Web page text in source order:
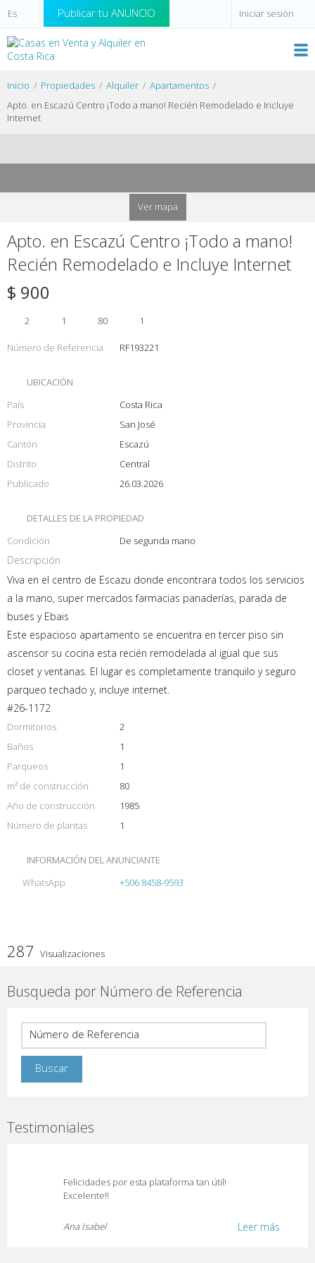
Publicar tu ANUNCIO Iniciar sesión
Inicio Propiedades Alquiler
Apartamentos
Apto. en Escazú Centro ¡Todo a mano! Recién Remodelado e Incluye
Internet
Ver mapa
Apto. en Escazú Centro ¡Todo a mano!
Recién Remodelado e Incluye Internet
$ 900
2 1 80 1
Número de Referencia RF193221
UBICACIÓN
País
Costa Rica
Provincia
San José
Cantón
Escazú
Distrito
Central
Publicado
26.03.2026
DETALLES DE LA PROPIEDAD
Condición
De segunda mano
Descripción
Viva en el centro de Escazu donde encontrara todos los servicios
a la mano, super mercados farmacias panaderías, parada de
buses y Ebais
Este espacioso apartamento se encuentra en tercer piso sin
ascensor su cocina esta recién remodelada al igual que sus
closet y ventanas. El lugar es completamente tranquilo y seguro
parqueo techado y, incluye internet.
#26-1172
Dormitorios
2
Baños
1
Parqueos
1
m² de construcción
80
Año de construcción
1985
Número de plantas
1
INFORMACIÓN DEL ANUNCIANTE
WhatsApp
+506 8458-9593
287 Visualizaciones
Busqueda por Número de Referencia
Testimoniales
Felicidades por esta plataforma tan útil!
Excelente!!
Leer más
Ana Isabel